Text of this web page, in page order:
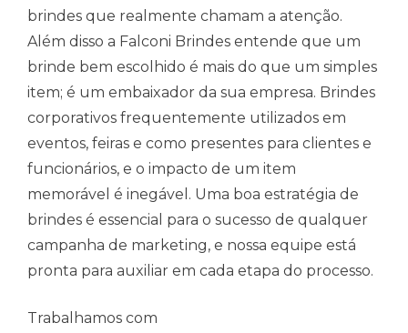
brindes que realmente chamam a atenção.
Além disso a Falconi Brindes entende que um
brinde bem escolhido é mais do que um simples
item; é um embaixador da sua empresa. Brindes
corporativos frequentemente utilizados em
eventos, feiras e como presentes para clientes e
funcionários, e o impacto de um item
memorável é inegável. Uma boa estratégia de
brindes é essencial para o sucesso de qualquer
campanha de marketing, e nossa equipe está
pronta para auxiliar em cada etapa do processo.
Trabalhamos com